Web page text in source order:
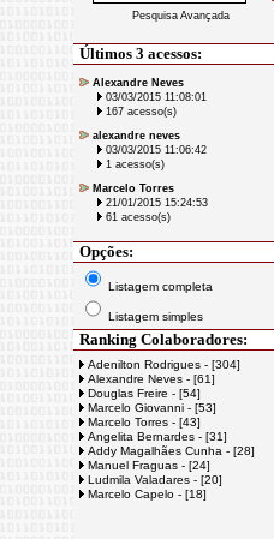
Pesquisa Avançada
Últimos 3 acessos:
Alexandre Neves
03/03/2015 11:08:01
167 acesso(s)
alexandre neves
03/03/2015 11:06:42
1 acesso(s)
Marcelo Torres
21/01/2015 15:24:53
61 acesso(s)
Opções:
Listagem completa
Listagem simples
Ranking Colaboradores:
Adenilton Rodrigues - [304]
Alexandre Neves - [61]
Douglas Freire - [54]
Marcelo Giovanni - [53]
Marcelo Torres - [43]
Angelita Bernardes - [31]
Addy Magalhães Cunha - [28]
Manuel Fraguas - [24]
Ludmila Valadares - [20]
Marcelo Capelo - [18]